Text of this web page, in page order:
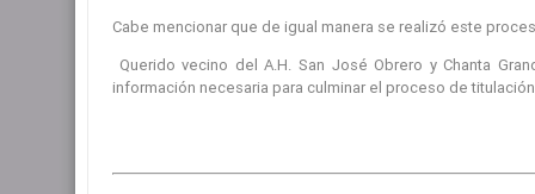
Cabe mencionar que de igual manera se realizó este
Querido vecino del A.H. San José Obrero y Chanta
información necesaria para culminar el proceso de